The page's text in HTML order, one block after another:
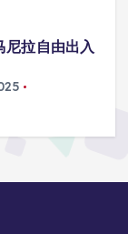
尼拉使用国际